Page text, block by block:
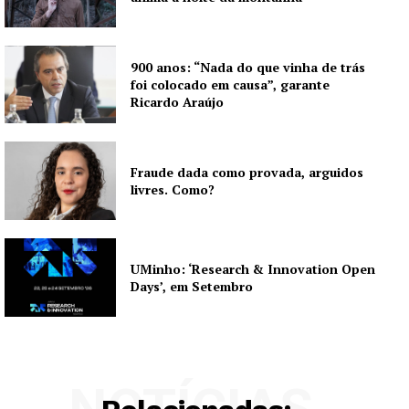
900 anos: “Nada do que vinha de trás
foi colocado em causa”, garante
Ricardo Araújo
Fraude dada como provada, arguidos
livres. Como?
UMinho: ‘Research & Innovation Open
Days’, em Setembro